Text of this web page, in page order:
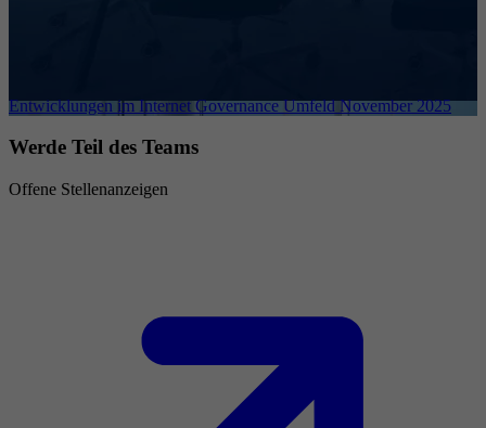
Entwicklungen im Internet Governance Umfeld November 2025
Werde Teil des Teams
Offene Stellenanzeigen